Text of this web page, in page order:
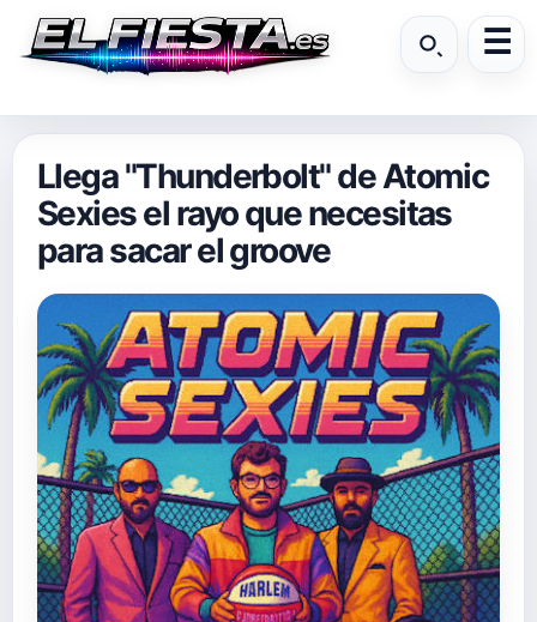
Llega "Thunderbolt" de Atomic
Sexies el rayo que necesitas
para sacar el groove